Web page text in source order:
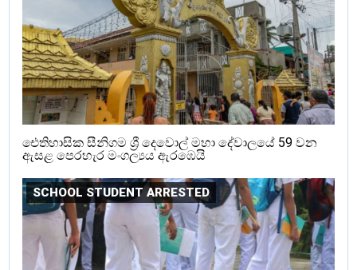
ඓතිහාසික සීනිගම ශ්‍රී දෙවොල් මහා දේවාලයේ 59 වන
ඇසළ පෙරහැර මංගල්‍යය ඇරඹෙයි
SCHOOL STUDENT ARRESTED